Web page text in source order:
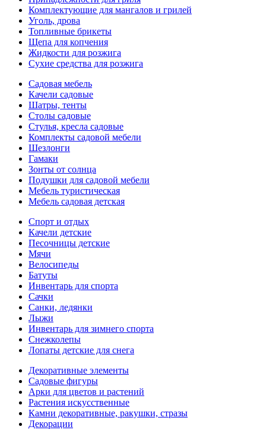
Комплектующие для мангалов и грилей
Уголь, дрова
Топливные брикеты
Щепа для копчения
Жидкости для розжига
Сухие средства для розжига
Садовая мебель
Качели садовые
Шатры, тенты
Столы садовые
Стулья, кресла садовые
Комплекты садовой мебели
Шезлонги
Гамаки
Зонты от солнца
Подушки для садовой мебели
Мебель туристическая
Мебель садовая детская
Спорт и отдых
Качели детские
Песочницы детские
Мячи
Велосипеды
Батуты
Инвентарь для спорта
Сачки
Санки, ледянки
Лыжи
Инвентарь для зимнего спорта
Снежколепы
Лопаты детские для снега
Декоративные элементы
Садовые фигуры
Арки для цветов и растений
Растения искусственные
Камни декоративные, ракушки, стразы
Декорации